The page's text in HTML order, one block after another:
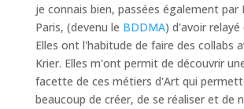
je connais bien, passées également par
Paris, (devenu le BDDMA) d'avoir relayé
Elles ont l'habitude de faire des collabs
Krier. Elles m'ont permit de découvrir
facette de ces métiers d'Art qui
beaucoup de créer, de se réaliser et de